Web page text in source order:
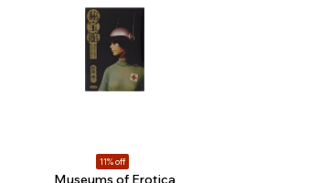
11% off
Museums of Erotica